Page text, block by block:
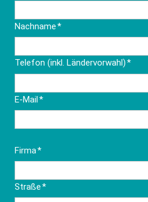
Pflichtfeld
Nachname*
Pflichtfeld
Telefon (inkl. Ländervorwahl)*
Pflichtfeld
E-Mail*
Pflichtfeld
Firma*
Pflichtfeld
Straße*